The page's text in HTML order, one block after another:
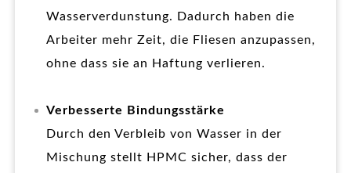
Wasserverdunstung. Dadurch haben die
Arbeiter mehr Zeit, die Fliesen anzupassen,
ohne dass sie an Haftung verlieren.
Verbesserte Bindungsstärke
Durch den Verbleib von Wasser in der
Mischung stellt HPMC sicher, dass der